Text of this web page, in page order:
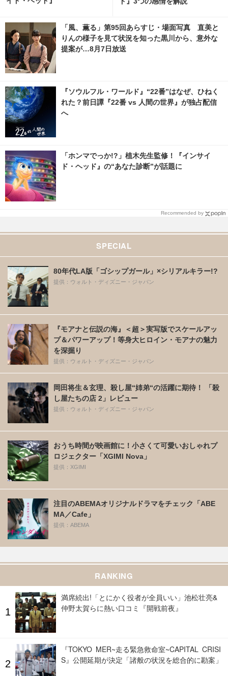
「風、薫る」第95回あらすじ・場面写真 直美と
りんの様子を見て状況を知った黒川から、意外な
提案が…8月7日放送
『ソウルフル・ワールド』“22番”はなぜ、ひねく
れた？前日譚『22番 vs 人間の世界』が独占配信
へ
「ホンマでっか!?」植木先生監修！『インサイ
ド・ヘッド』の“あなた診断”が話題に
Recommended by
SPECIAL
80年代LA版「ゴシップガール」×シリアルキラー!?
提供：ウォルト・ディズニー・ジャパン
『モアナと伝説の海』＜超＞実写版でスケールアッ
プ＆パワーアップ！等身大ヒロイン・モアナの魅力
を深掘り
提供：ウォルト・ディズニー・ジャパン
岡田将生＆玄理、殺し屋“姉弟“の活躍に期待！ 「殺
し屋たちの店 2」レビュー
提供：ウォルト・ディズニー・ジャパン
おうち時間が映画館に！小さくて可愛いおしゃれプ
ロジェクター「XGIMI Nova」
提供：XGIMI
注目のABEMAオリジナルドラマをチェック「ABE
MA／Cafe」
提供：ABEMA
RANKING
満席続出!「とにかく役者が全員いい」池松壮亮&
仲野太賀らに熱い口コミ『開戦前夜』
『TOKYO MER~走る緊急救命室~CAPITAL CRISI
S』公開延期が決定「諸般の状況を総合的に勘案」